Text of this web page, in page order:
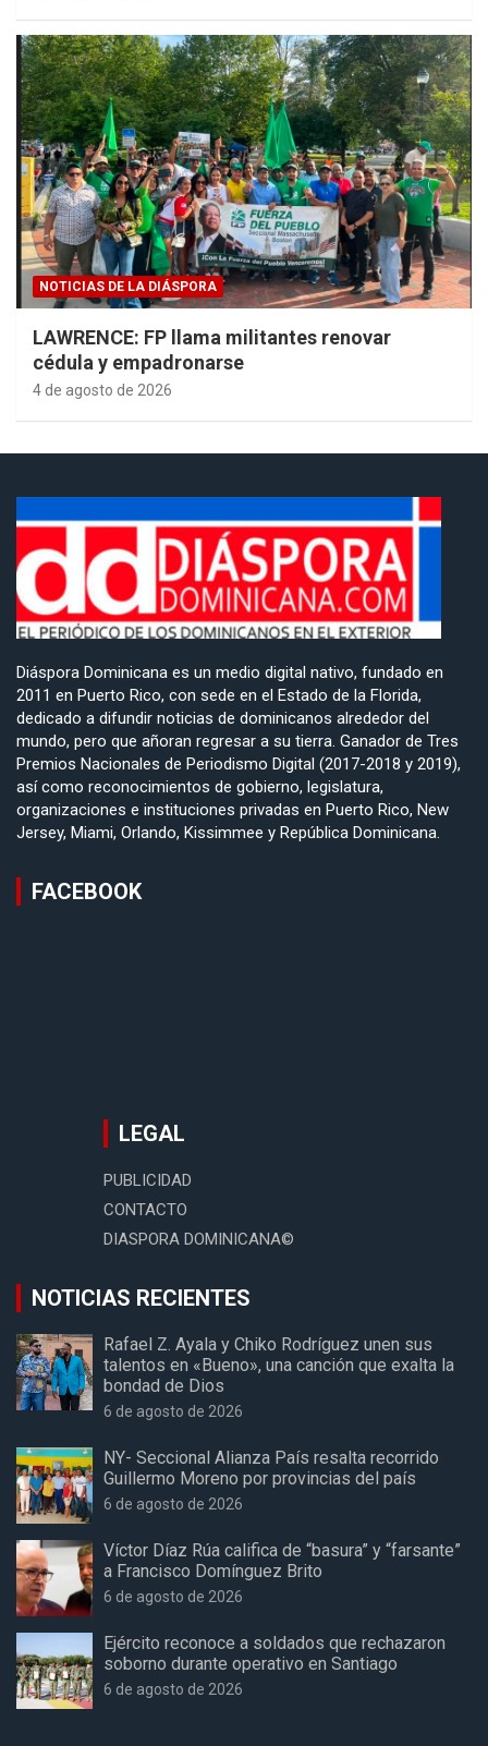
NOTICIAS DE LA DIÁSPORA
LAWRENCE: FP llama militantes renovar
cédula y empadronarse
4 de agosto de 2026
Diáspora Dominicana es un medio digital nativo, fundado en
2011 en Puerto Rico, con sede en el Estado de la Florida,
dedicado a difundir noticias de dominicanos alrededor del
mundo, pero que añoran regresar a su tierra. Ganador de Tres
Premios Nacionales de Periodismo Digital (2017-2018 y 2019),
así como reconocimientos de gobierno, legislatura,
organizaciones e instituciones privadas en Puerto Rico, New
Jersey, Miami, Orlando, Kissimmee y República Dominicana.
FACEBOOK
LEGAL
PUBLICIDAD
CONTACTO
DIASPORA DOMINICANA©
NOTICIAS RECIENTES
Rafael Z. Ayala y Chiko Rodríguez unen sus
talentos en «Bueno», una canción que exalta la
bondad de Dios
6 de agosto de 2026
NY- Seccional Alianza País resalta recorrido
Guillermo Moreno por provincias del país
6 de agosto de 2026
Víctor Díaz Rúa califica de “basura” y “farsante”
a Francisco Domínguez Brito
6 de agosto de 2026
Ejército reconoce a soldados que rechazaron
soborno durante operativo en Santiago
6 de agosto de 2026